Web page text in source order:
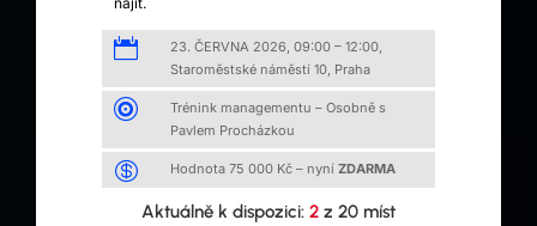

23. ČERVNA 2026, 09:00 – 12:00,
Staroměstské náměstí 10, Praha

Trénink managementu – Osobně s
Pavlem Procházkou
 Hodnota 75 000 Kč – nyní ZDARMA
Aktuálně k dispozici: 2z 20 míst